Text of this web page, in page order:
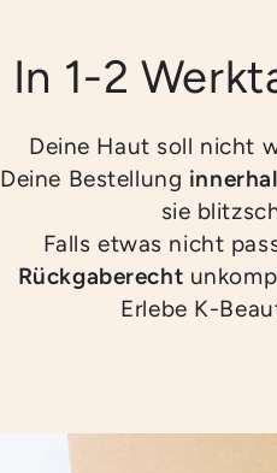
In 1-2
Deine Haut soll nicht
Deine Bestellung
sie
Falls etwas nicht
Rückgaberecht
Erlebe K-